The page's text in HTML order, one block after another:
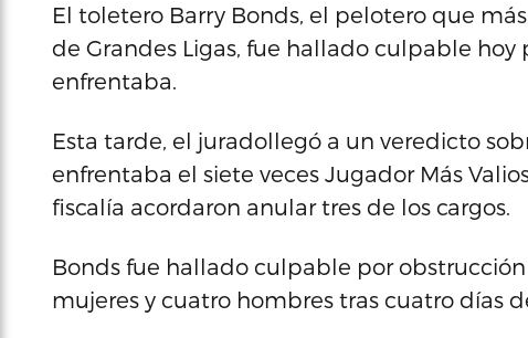
El toletero Barry Bonds, el pelotero que
de Grandes Ligas, fue hallado culpable hoy
enfrentaba.
Esta tarde, el juradollegó a un veredicto
enfrentaba el siete veces Jugador Más
fiscalía acordaron anular tres de los cargos.
Bonds fue hallado culpable por
mujeres y cuatro hombres tras cuatro días